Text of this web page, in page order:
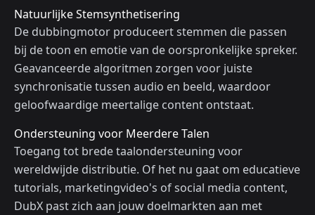
Natuurlijke Stemsynthetisering
De dubbingmotor produceert stemmen die passen
bij de toon en emotie van de oorspronkelijke spreker.
Geavanceerde algoritmen zorgen voor juiste
synchronisatie tussen audio en beeld, waardoor
geloofwaardige meertalige content ontstaat.
Ondersteuning voor Meerdere Talen
Toegang tot brede taalondersteuning voor
wereldwijde distributie. Of het nu gaat om educatieve
tutorials, marketingvideo's of social media content,
DubX past zich aan jouw doelmarkten aan met